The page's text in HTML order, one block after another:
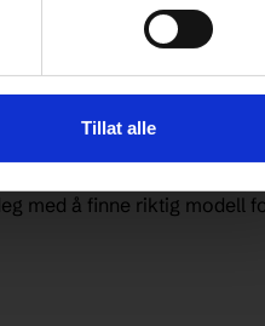
Tillat alle
KABE-campingvogner og
bredt utvalg av brukte
du er ny i campinglivet
med å finne riktig modell